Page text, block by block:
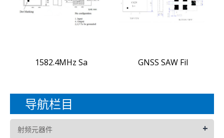
1582.4MHz Sa GNSS SAW Fil
导航栏目
射频元器件 +